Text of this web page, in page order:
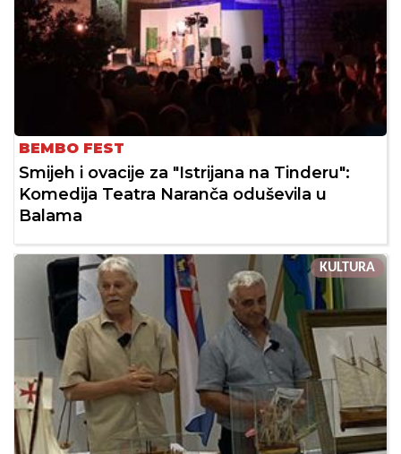
BEMBO FEST
Smijeh i ovacije za "Istrijana na Tinderu":
Komedija Teatra Naranča oduševila u
Balama
KULTURA